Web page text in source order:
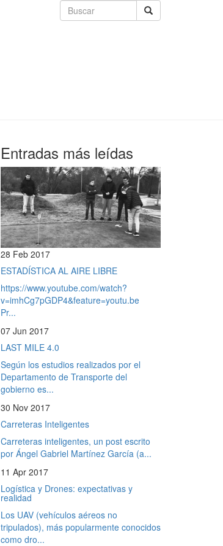
Entradas más leídas
28 Feb 2017
ESTADÍSTICA AL AIRE LIBRE
https://www.youtube.com/watch?
v=imhCg7pGDP4&feature=youtu.be
Pr...
07 Jun 2017
LAST MILE 4.0
Según los estudios realizados por el
Departamento de Transporte del
gobierno es...
30 Nov 2017
Carreteras Inteligentes
Carreteras inteligentes, un post escrito
por Ángel Gabriel Martínez García (a...
11 Apr 2017
Logística y Drones: expectativas y
realidad
Los UAV (vehículos aéreos no
tripulados), más popularmente conocidos
como dro...